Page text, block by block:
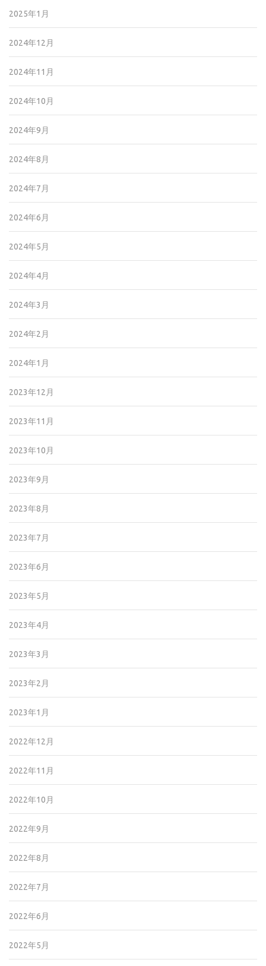
2025年1月
2024年12月
2024年11月
2024年10月
2024年9月
2024年8月
2024年7月
2024年6月
2024年5月
2024年4月
2024年3月
2024年2月
2024年1月
2023年12月
2023年11月
2023年10月
2023年9月
2023年8月
2023年7月
2023年6月
2023年5月
2023年4月
2023年3月
2023年2月
2023年1月
2022年12月
2022年11月
2022年10月
2022年9月
2022年8月
2022年7月
2022年6月
2022年5月